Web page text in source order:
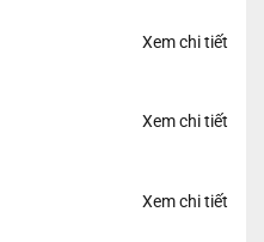
Xem chi tiết
Xem chi tiết
Xem chi tiết